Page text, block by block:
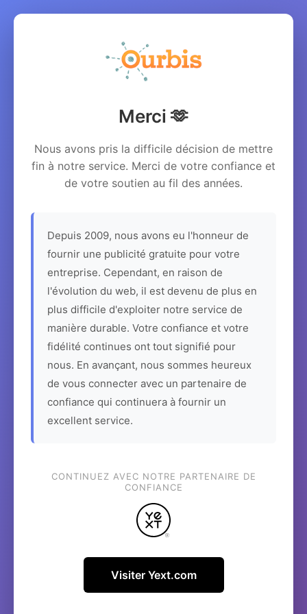
Merci 🫶
Nous avons pris la difficile décision de mettre
fin à notre service. Merci de votre confiance et
de votre soutien au fil des années.
Depuis 2009, nous avons eu l'honneur de
fournir une publicité gratuite pour votre
entreprise. Cependant, en raison de
l'évolution du web, il est devenu de plus en
plus difficile d'exploiter notre service de
manière durable. Votre confiance et votre
fidélité continues ont tout signifié pour
nous. En avançant, nous sommes heureux
de vous connecter avec un partenaire de
confiance qui continuera à fournir un
excellent service.
CONTINUEZ AVEC NOTRE PARTENAIRE DE
CONFIANCE
Visiter Yext.com